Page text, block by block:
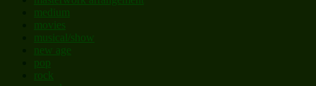
medium
movies
musical/show
new age
pop
rock